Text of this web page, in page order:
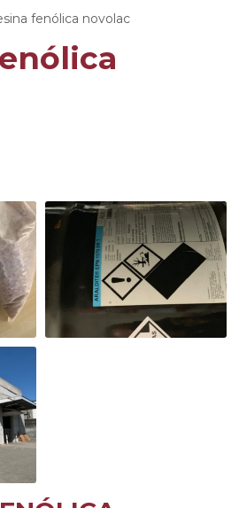
fenólica novolac